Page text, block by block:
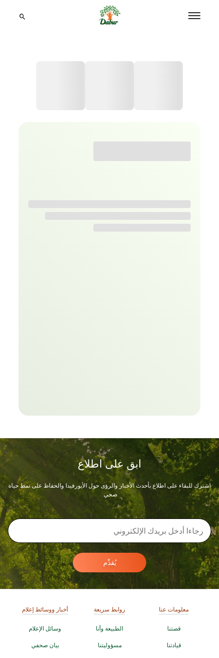
ابق على اطلاع
اشترك للبقاء على اطلاع بأحدث الأخبار والرؤى حول الأيورفيدا والحفاظ على نمط حياة
صحي.
يُقدِّم
معلومات عنا
قصتنا
قيادتنا
روابط سريعة
الطبيعة وأنا
مسؤوليتنا
أخبار ووسائط إعلام
وسائل الإعلام
بيان صحفي